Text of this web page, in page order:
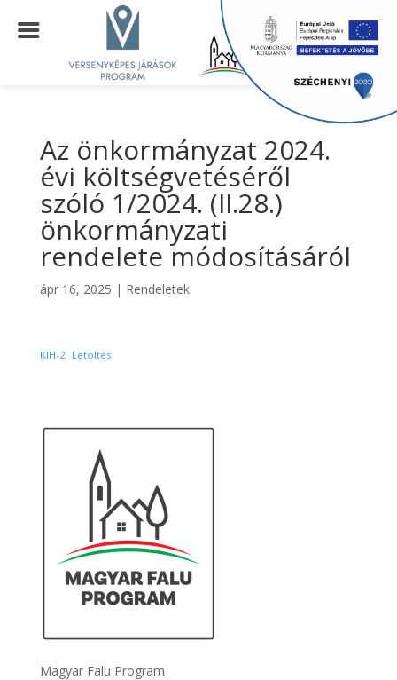
Az önkormányzat 2024.
évi költségvetéséről
szóló 1/2024. (II.28.)
önkormányzati
rendelete módosításáról
ápr 16, 2025 | Rendeletek
KIH-2 Letöltés
Magyar Falu Program